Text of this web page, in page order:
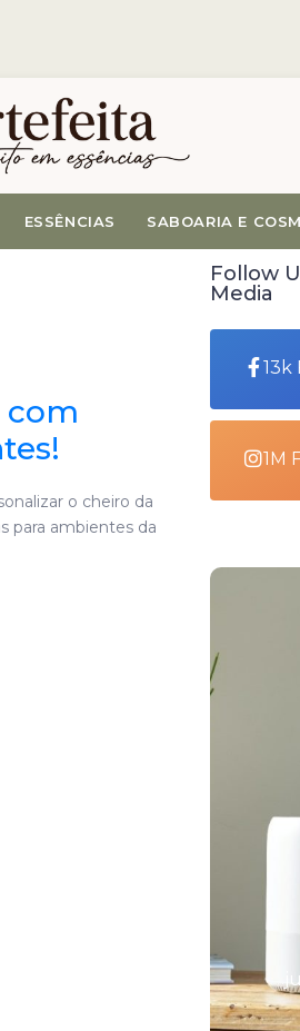
ESSÊNCIAS SABOARIA E
com
o cheiro da
para ambientes da
Follow
Media
13k
1M